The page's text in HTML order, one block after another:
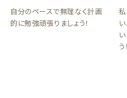
自分のペースで無理なく計画
的に勉強頑張りましょう！
う！